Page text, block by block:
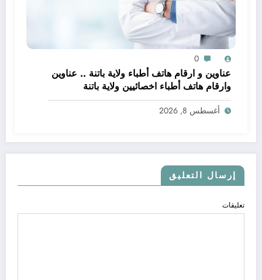
0
عناوين و ارقام هاتف أطباء ولاية باتنة .. عناوين
وارقام هاتف أطباء اخصائيين ولاية باتنة
أغسطس 8, 2026
إرسال التعليق
تعليقات